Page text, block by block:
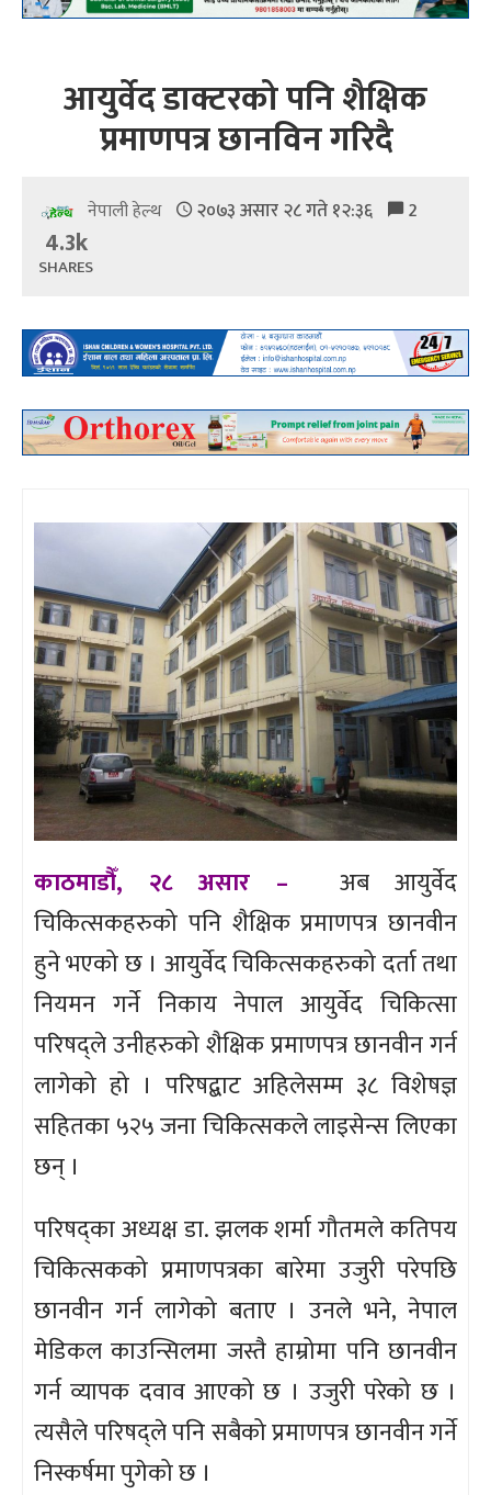
आयुर्वेद डाक्टरको पनि शैक्षिक
प्रमाणपत्र छानविन गरिदै
नेपाली हेल्थ २०७३ असार २८ गते १२:३६ 2
4.3k
SHARES
काठमाडौँ, २८ असार – अब आयुर्वेद
चिकित्सकहरुको पनि शैक्षिक प्रमाणपत्र छानवीन
हुने भएको छ । आयुर्वेद चिकित्सकहरुको दर्ता तथा
नियमन गर्ने निकाय नेपाल आयुर्वेद चिकित्सा
परिषद्ले उनीहरुको शैक्षिक प्रमाणपत्र छानवीन गर्न
लागेको हो । परिषद्बाट अहिलेसम्म ३८ विशेषज्ञ
सहितका ५२५ जना चिकित्सकले लाइसेन्स लिएका
छन् ।
परिषद्का अध्यक्ष डा. झलक शर्मा गौतमले कतिपय
चिकित्सकको प्रमाणपत्रका बारेमा उजुरी परेपछि
छानवीन गर्न लागेको बताए । उनले भने, नेपाल
मेडिकल काउन्सिलमा जस्तै हाम्रोमा पनि छानवीन
गर्न व्यापक दवाव आएको छ । उजुरी परेको छ ।
त्यसैले परिषद्ले पनि सबैको प्रमाणपत्र छानवीन गर्ने
निस्कर्षमा पुगेको छ ।